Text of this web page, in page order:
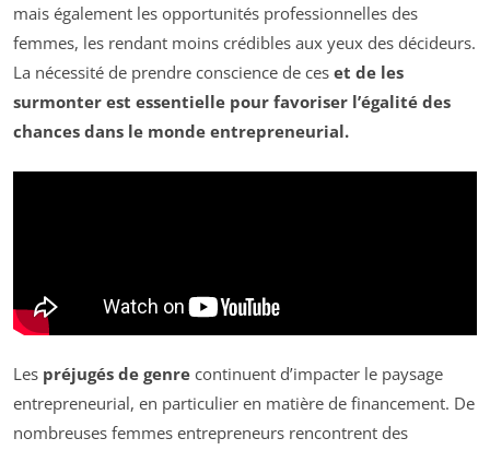
mais également les opportunités professionnelles des
femmes, les rendant moins crédibles aux yeux des décideurs.
La nécessité de prendre conscience de ces et de les
surmonter est essentielle pour favoriser l’égalité des
chances dans le monde entrepreneurial.
Les préjugés de genre continuent d’impacter le paysage
entrepreneurial, en particulier en matière de financement. De
nombreuses femmes entrepreneurs rencontrent des